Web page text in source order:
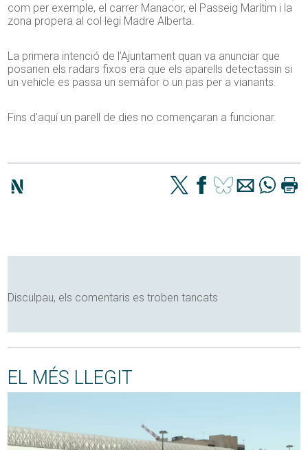
com per exemple, el carrer Manacor, el Passeig Marítim i la
zona propera al col·legi Madre Alberta.
La primera intenció de l’Ajuntament quan va anunciar que
posarien els radars fixos era que els aparells detectassin si
un vehicle es passa un semàfor o un pas per a vianants.
Fins d’aquí un parell de dies no començaran a funcionar.
Disculpau, els comentaris es troben tancats
EL MÉS LLEGIT